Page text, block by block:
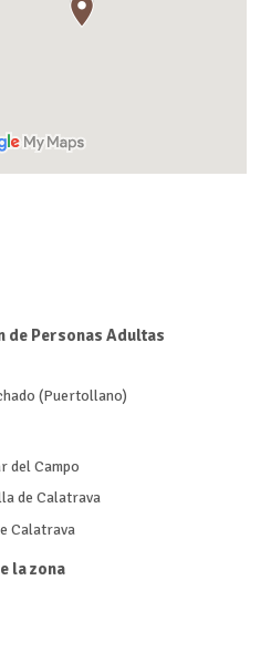
de Personas Adultas
(Puertollano)
del Campo
de Calatrava
Calatrava
la zona